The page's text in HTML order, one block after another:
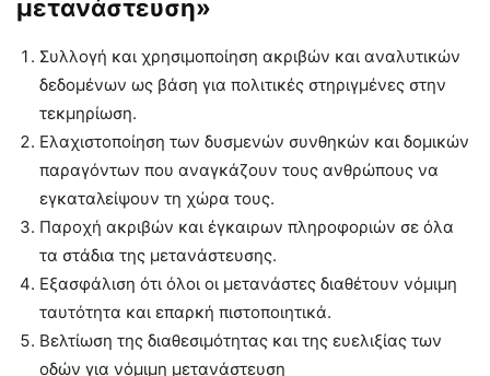
μετανάστευση»
Συλλογή και χρησιμοποίηση ακριβών και αναλυτικών
δεδομένων ως βάση για πολιτικές στηριγμένες στην
τεκμηρίωση.
Ελαχιστοποίηση των δυσμενών συνθηκών και δομικών
παραγόντων που αναγκάζουν τους ανθρώπους να
εγκαταλείψουν τη χώρα τους.
Παροχή ακριβών και έγκαιρων πληροφοριών σε όλα
τα στάδια της μετανάστευσης.
Εξασφάλιση ότι όλοι οι μετανάστες διαθέτουν νόμιμη
ταυτότητα και επαρκή πιστοποιητικά.
Βελτίωση της διαθεσιμότητας και της ευελιξίας των
οδών για νόμιμη μετανάστευση